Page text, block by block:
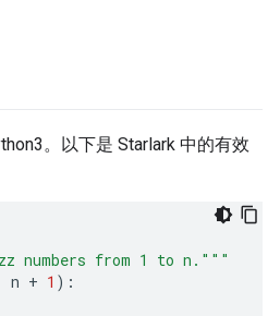
。以下是 Starlark 中的有效
numbers from 1 to n."""
n + 1 ):